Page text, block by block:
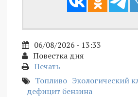
06/08/2026 - 13:33
Повестка дня
Печать
Топливо Экологический
дефицит бензина